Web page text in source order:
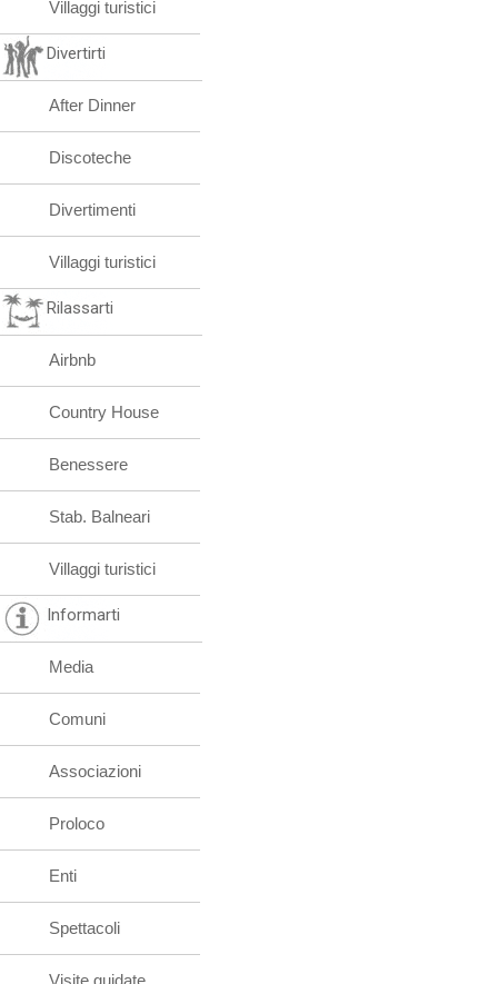
Villaggi turistici
Divertirti
After Dinner
Discoteche
Divertimenti
Villaggi turistici
Rilassarti
Airbnb
Country House
Benessere
Stab. Balneari
Villaggi turistici
Informarti
Media
Comuni
Associazioni
Proloco
Enti
Spettacoli
Visite guidate